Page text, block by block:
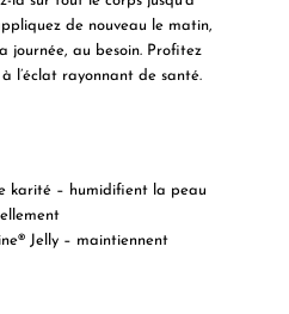
de nouveau le matin,
journée, au besoin. Profitez
l’éclat rayonnant de santé.
karité – humidifient la peau
Jelly – maintiennent